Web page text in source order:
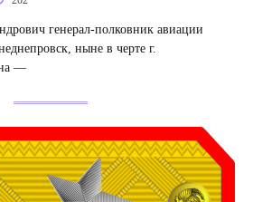
генерал-полковник авиации
ныне в черте г.
—